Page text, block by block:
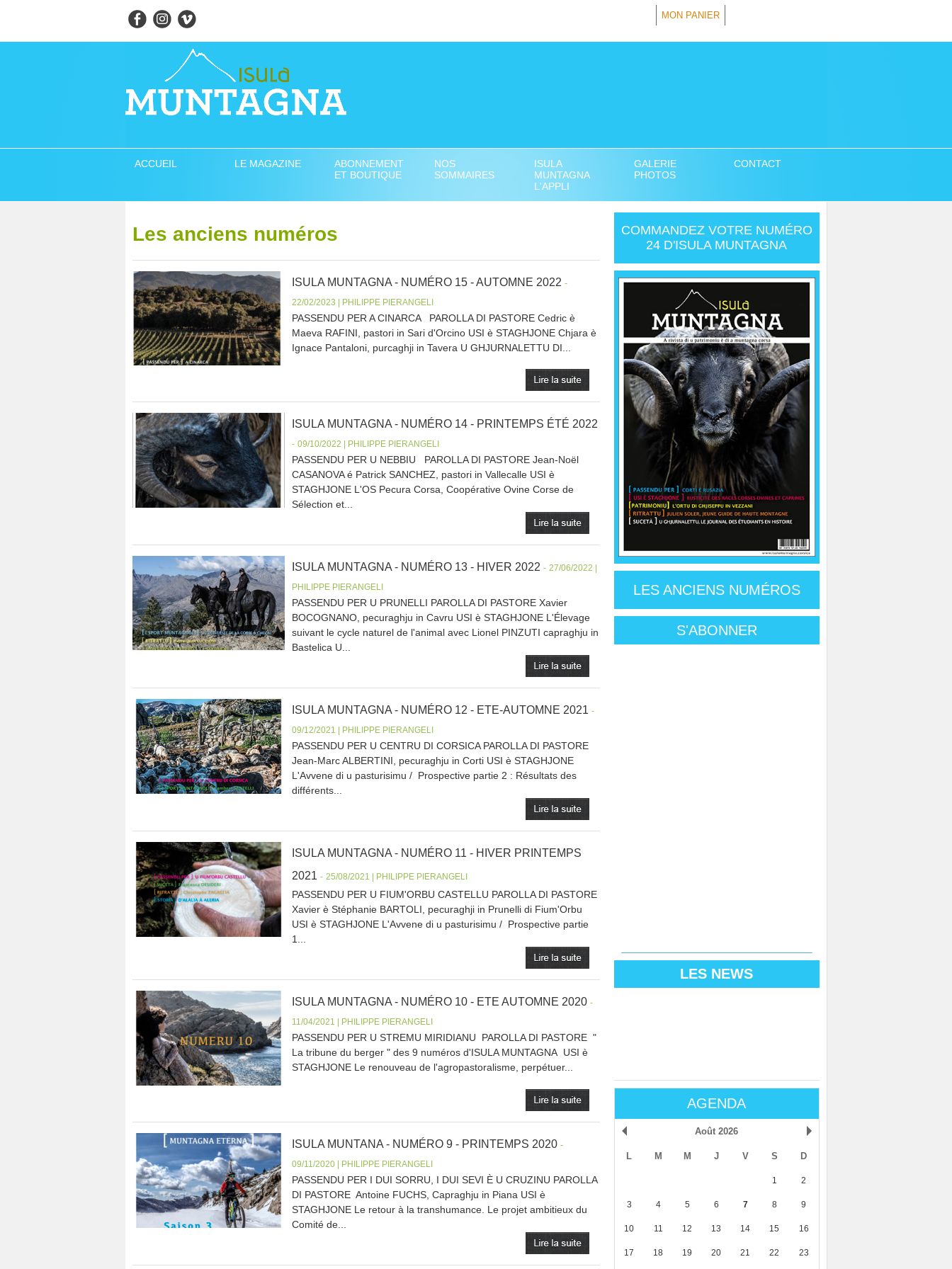
MON PANIER
ACCUEIL LE MAGAZINE
ABONNEMENT
ET BOUTIQUE
NOS
SOMMAIRES
ISULA
MUNTAGNA
L'APPLI
GALERIE
PHOTOS
CONTACT
Les anciens numéros
ISULA MUNTAGNA - NUMÉRO 15 - AUTOMNE 2022 -
22/02/2023 | PHILIPPE PIERANGELI
PASSENDU PER A CINARCA PAROLLA DI PASTORE Cedric è
Maeva RAFINI, pastori in Sari d'Orcino USI è STAGHJONE Chjara è
Ignace Pantaloni, purcaghji in Tavera U GHJURNALETTU DI...
ISULA MUNTAGNA - NUMÉRO 14 - PRINTEMPS ÉTÉ 2022
- 09/10/2022 | PHILIPPE PIERANGELI
PASSENDU PER U NEBBIU PAROLLA DI PASTORE Jean-Noël
CASANOVA é Patrick SANCHEZ, pastori in Vallecalle USI è
STAGHJONE L'OS Pecura Corsa, Coopérative Ovine Corse de
Sélection et...
ISULA MUNTAGNA - NUMÉRO 13 - HIVER 2022 - 27/06/2022 |
PHILIPPE PIERANGELI
PASSENDU PER U PRUNELLI PAROLLA DI PASTORE Xavier
BOCOGNANO, pecuraghju in Cavru USI è STAGHJONE L'Élevage
suivant le cycle naturel de l'animal avec Lionel PINZUTI capraghju in
Bastelica U...
ISULA MUNTAGNA - NUMÉRO 12 - ETE-AUTOMNE 2021 -
09/12/2021 | PHILIPPE PIERANGELI
PASSENDU PER U CENTRU DI CORSICA PAROLLA DI PASTORE
Jean-Marc ALBERTINI, pecuraghju in Corti USI è STAGHJONE
L'Avvene di u pasturisimu / Prospective partie 2 : Résultats des
différents...
ISULA MUNTAGNA - NUMÉRO 11 - HIVER PRINTEMPS
2021 - 25/08/2021 | PHILIPPE PIERANGELI
PASSENDU PER U FIUM'ORBU CASTELLU PAROLLA DI PASTORE
Xavier è Stéphanie BARTOLI, pecuraghji in Prunelli di Fium'Orbu
USI è STAGHJONE L'Avvene di u pasturisimu / Prospective partie
1...
ISULA MUNTAGNA - NUMÉRO 10 - ETE AUTOMNE 2020 -
11/04/2021 | PHILIPPE PIERANGELI
PASSENDU PER U STREMU MIRIDIANU PAROLLA DI PASTORE "
La tribune du berger " des 9 numéros d'ISULA MUNTAGNA USI è
STAGHJONE Le renouveau de l'agropastoralisme, perpétuer...
ISULA MUNTANA - NUMÉRO 9 - PRINTEMPS 2020 -
09/11/2020 | PHILIPPE PIERANGELI
PASSENDU PER I DUI SORRU, I DUI SEVI È U CRUZINU PAROLLA
DI PASTORE Antoine FUCHS, Capraghju in Piana USI è
STAGHJONE Le retour à la transhumance. Le projet ambitieux du
Comité de...
COMMANDEZ VOTRE NUMÉRO
24 D'ISULA MUNTAGNA
LES ANCIENS NUMÉROS
S'ABONNER
LES NEWS
AGENDA
Août 2026
L M M J V S D
1 2
3 4 5 6 7 8 9
10 11 12 13 14 15 16
17 18 19 20 21 22 23